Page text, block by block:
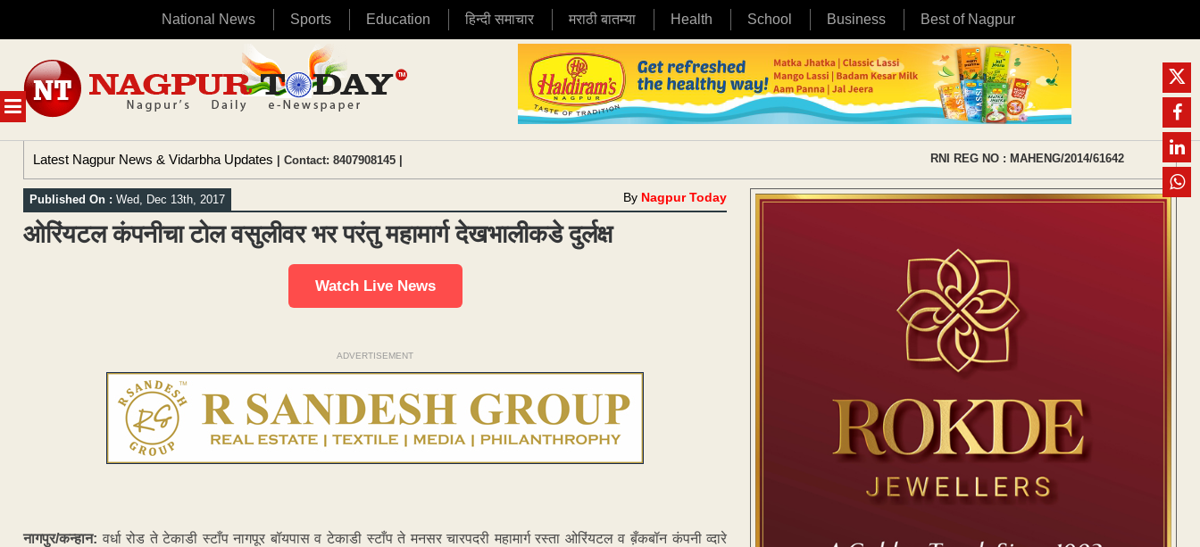
National News Sports Education हिन्दी समाचार मराठी बातम्या Health School Business Best of Nagpur
MENU
content
Latest Nagpur News & Vidarbha Updates | Contact: 8407908145 | RNI REG NO : MAHENG/2014/61642
Published On : Wed, Dec 13th, 2017 By Nagpur Today
ओरिंयटल कंपनीचा टोल वसुलीवर भर परंतु महामार्ग देखभालीकडे दुर्लक्ष
Watch Live News
ADVERTISEMENT
नागपुर/कन्हान: वर्धा रोड ते टेकाडी स्टाँप नागपूर बॉयपास व टेकाडी स्टाँप ते मनसर चारपदरी महामार्ग रस्ता ओरिंयटल व ब़ँकबॉन कंपनी व्दारे